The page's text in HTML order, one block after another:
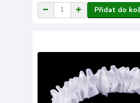
Přidat do